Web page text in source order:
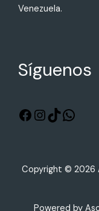
Venezuela.
Síguenos
Copyright © 2026
Powered by